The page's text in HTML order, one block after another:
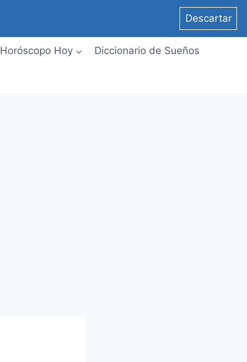
Descartar
Horóscopo Hoy Diccionario de Sueños